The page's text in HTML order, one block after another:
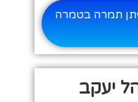
תמרה בטמרה
יעקב